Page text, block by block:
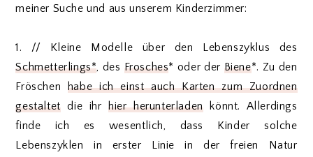
meiner Suche und aus unserem Kinderzimmer:
1. // Kleine Modelle über den Lebenszyklus des
Schmetterlings*, des Frosches* oder der Biene*. Zu den
Fröschen habe ich einst auch Karten zum Zuordnen
gestaltetdie ihrhier herunterladenkönnt. Allerdings
finde ich es wesentlich, dass Kinder solche
Lebenszyklen in erster Linie in der freien Natur